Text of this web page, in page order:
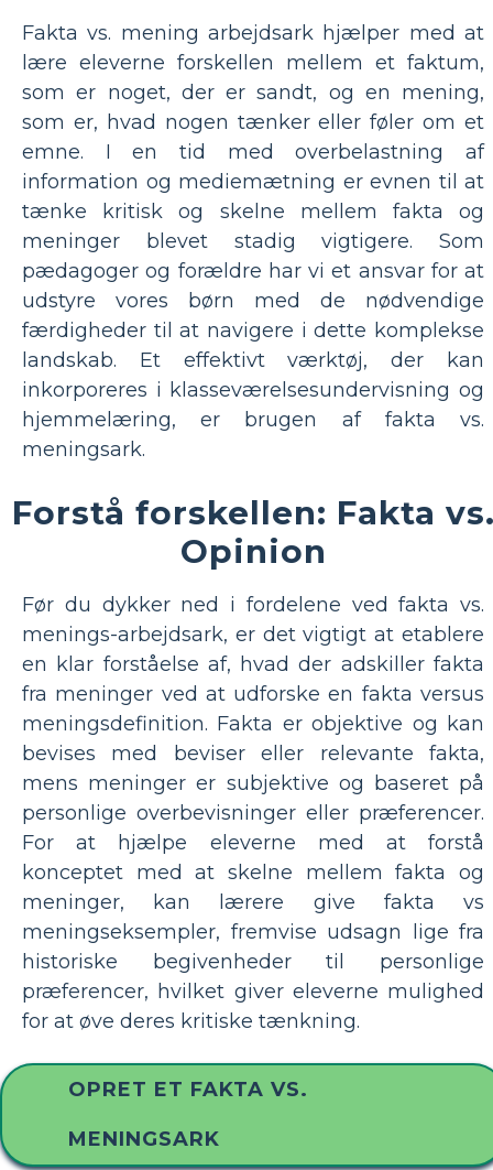
Fakta vs. mening arbejdsark hjælper med at
lære eleverne forskellen mellem et faktum,
som er noget, der er sandt, og en mening,
som er, hvad nogen tænker eller føler om et
emne. I en tid med overbelastning af
information og mediemætning er evnen til at
tænke kritisk og skelne mellem fakta og
meninger blevet stadig vigtigere. Som
pædagoger og forældre har vi et ansvar for at
udstyre vores børn med de nødvendige
færdigheder til at navigere i dette komplekse
landskab. Et effektivt værktøj, der kan
inkorporeres i klasseværelsesundervisning og
hjemmelæring, er brugen af ​​fakta vs.
meningsark.
Forstå forskellen: Fakta
Opinion
Før du dykker ned i fordelene ved fakta vs.
menings-arbejdsark, er det vigtigt at etablere
en klar forståelse af, hvad der adskiller fakta
fra meninger ved at udforske en fakta versus
meningsdefinition. Fakta er objektive og kan
bevises med beviser eller relevante fakta,
mens meninger er subjektive og baseret på
personlige overbevisninger eller præferencer.
For at hjælpe eleverne med at forstå
konceptet med at skelne mellem fakta og
meninger, kan lærere give fakta vs
meningseksempler, fremvise udsagn lige fra
historiske begivenheder til personlige
præferencer, hvilket giver eleverne mulighed
for at øve deres kritiske tænkning.
OPRET ET FAKTA VS.
MENINGSARK